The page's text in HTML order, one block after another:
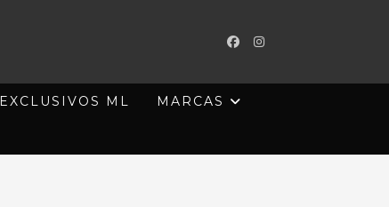
EXCLUSIVOS ML MARCAS